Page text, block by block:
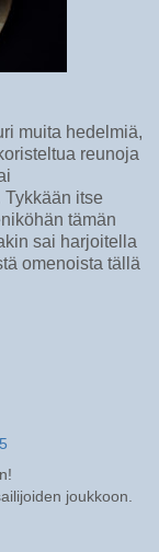
muita hedelmiä,
reunoja
itse
tämän
sai harjoitella
omenoista tällä
joukkoon.